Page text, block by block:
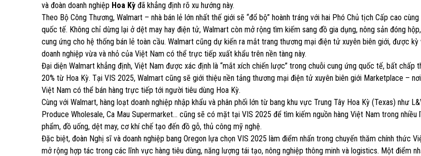
và đoàn doanh nghiệp Hoa Kỳ đã khẳng định rõ xu hướng này.
Theo Bộ Công Thương, Walmart – nhà bán lẻ lớn nhất thế giới sẽ “đổ bộ” hoành tráng với hai Phó Chủ tịch Cấp cao
quốc tế. Không chỉ dừng lại ở dệt may hay điện tử, Walmart còn mở rộng tìm kiếm sang đồ gia dụng, nông sản đóng
cung ứng cho hệ thống bán lẻ toàn cầu. Walmart cũng dự kiến ra mắt trang thương mại điện tử xuyên biên giới, được kỳ
doanh nghiệp vừa và nhỏ của Việt Nam có thể trực tiếp xuất khẩu trên nền tàng này.
Đại diện Walmart khẳng định, Việt Nam được xác định là “mắt xích chiến lược” trong chuỗi cung ứng quốc tế, bất chấp
20% từ Hoa Kỳ. Tại VIS 2025, Walmart cũng sẽ giới thiệu nền tảng thương mại điện tử xuyên biên giới Marketplace –
Việt Nam có thể bán hàng trực tiếp tới người tiêu dùng Hoa Kỳ.
Cùng với Walmart, hàng loạt doanh nghiệp nhập khẩu và phân phối lớn từ bang khu vực Trung Tây Hoa Kỳ (Texas) như
Produce Wholesale, Ca Mau Supermarket… cũng sẽ có mặt tại VIS 2025 để tìm kiếm nguồn hàng Việt Nam trong
phẩm, đồ uống, dệt may, cơ khí chế tạo đến đồ gỗ, thủ công mỹ nghệ.
Đặc biệt, đoàn Nghị sĩ và doanh nghiệp bang Oregon lựa chọn VIS 2025 làm điểm nhấn trong chuyến thăm chính thức
mở rộng hợp tác trong các lĩnh vực hàng tiêu dùng, năng lượng tái tạo, nông nghiệp thông minh và logistics. Một điểm